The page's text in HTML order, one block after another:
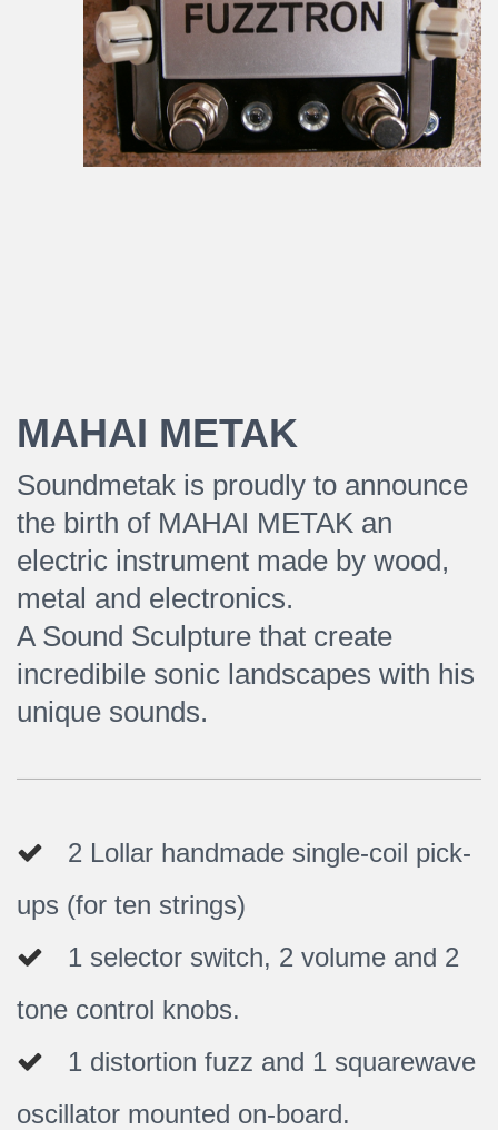
MAHAI METAK
Soundmetak is proudly to announce
the birth of MAHAI METAK an
electric instrument made by wood,
metal and electronics.
A Sound Sculpture that create
incredibile sonic landscapes with his
unique sounds.
2 Lollar handmade single-coil pick-
ups (for ten strings)
1 selector switch, 2 volume and 2
tone control knobs.
1 distortion fuzz and 1 squarewave
oscillator mounted on-board.